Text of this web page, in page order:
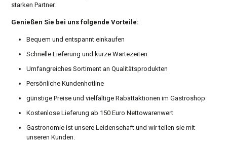
starken Partner.
Genießen Sie bei uns folgende Vorteile:
Bequem und entspannt einkaufen
Schnelle Lieferung und kurze Wartezeiten
Umfangreiches Sortiment an Qualitätsprodukten
Persönliche Kundenhotline
günstige Preise und vielfältige Rabattaktionen im Gastroshop
Kostenlose Lieferung ab 150 Euro Nettowarenwert
Gastronomie ist unsere Leidenschaft und wir teilen sie mit
unseren Kunden.